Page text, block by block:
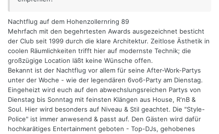
Nachtflug auf dem Hohenzollernring 89
Mehrfach mit den begehrtesten Awards ausgezeichnet besticht
der Club seit 1999 durch die klare Architektur. Zeitlose Ästhetik in
coolen Räumlichkeiten trifft hier auf modernste Technik; die
großzügige Location läßt keine Wünsche offen.
Bekannt ist der Nachtflug vor allem für seine After-Work-Partys
unter der Woche - wie der legendären 6vo6-Party am Dienstag.
Eingeheizt wird euch auf den abwechslungsreichen Partys von
Dienstag bis Sonntag mit feinsten Klängen aus House, R'nB &
Soul. Hier wird besonders auf Niveau & Stil geachtet. Die "Style-
Police" ist immer anwesend & passt auf. Den Gästen wird dafür
hochkarätiges Entertainment geboten - Top-DJs, gehobenes